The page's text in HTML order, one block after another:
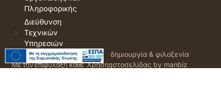
Πληροφορικής
Διεύθυνση
Τεχνικών
Υπηρεσιών
© 2026 Δήμος Δράμας.
Με την επιφύλαξη κάθε
Όροι
Χρήσης
δημιουργία & φιλοξενία
ιστοσελίδας by manbiz